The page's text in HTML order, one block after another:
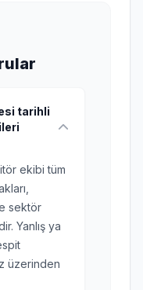
tarihli
ekibi tüm
sektör
Yanlış ya
üzerinden